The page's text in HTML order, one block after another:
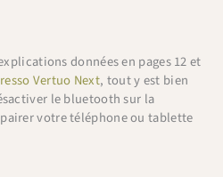
données en pages 12 et
Vertuo Next, tout y est bien
le bluetooth sur la
votre téléphone ou tablette